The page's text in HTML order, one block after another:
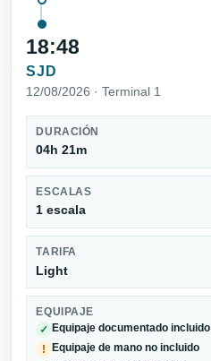
18:48
SJD
12/08/2026 · Terminal 1
DURACIÓN
04h 21m
ESCALAS
1 escala
TARIFA
Light
EQUIPAJE
✓ Equipaje documentado incluido
! Equipaje de mano no incluido